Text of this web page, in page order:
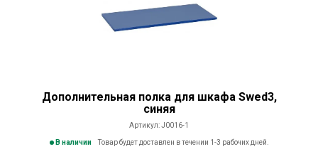
Дополнительная полка для шкафа Swed3,
синяя
Артикул:J0016-1
В наличии Товар будет доставлен в течении 1-3 рабочих дней.